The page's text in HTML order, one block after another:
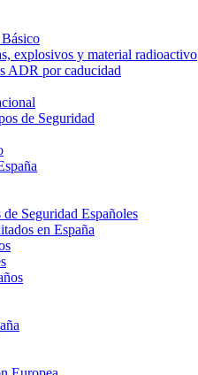
explosivos y material radioactivo
ADR por caducidad
de Seguridad
Seguridad Españoles
en España